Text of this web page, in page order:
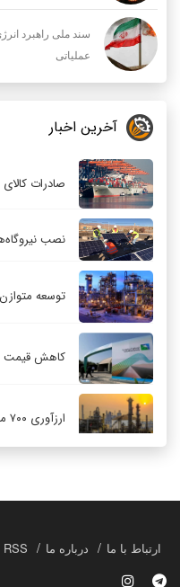
سند ملی راهبرد
عملیاتی
آخرین اخبار
صادرات کالای صنعتی از
نصب نیروگاه‌های
توسعه
کاهش قیمت
ارزآوری ۷۰۰ میلیون دلاری پتروشیمی بندر امام
ارتباط با ما درباره ما RSS